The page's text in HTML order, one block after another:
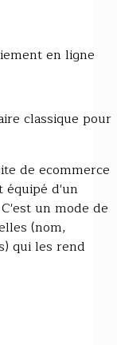
en ligne
classique pour
de ecommerce
équipé d'un
un mode de
(nom,
qui les rend